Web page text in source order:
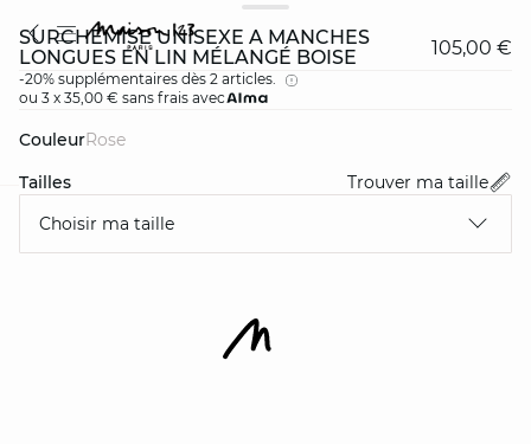
SURCHEMISE UNISEXE À MANCHES
LONGUES EN LIN MÉLANGÉ BOISE
105,00 €
-20% supplémentaires dès 2 articles.
ou 3 x 35,00 € sans frais avec
Couleur rose
Tailles
Trouver ma taille
Choisir ma taille